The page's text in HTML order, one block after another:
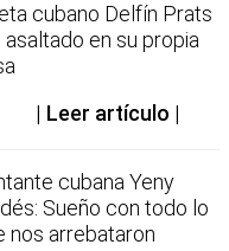
cubano Delfín Prats
asaltado en su propia
Leer artículo
cubana Yeny
Sueño con todo lo
nos arrebataron